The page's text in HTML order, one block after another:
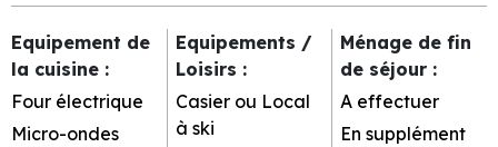
Equipement de
la cuisine :
Four électrique
Micro-ondes
Equipements /
Loisirs :
Casier ou Local
à ski
Ménage de fin
de séjour :
A effectuer
En supplément